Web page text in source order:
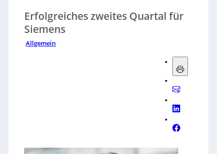
Erfolgreiches zweites Quartal für
Siemens
Allgemein